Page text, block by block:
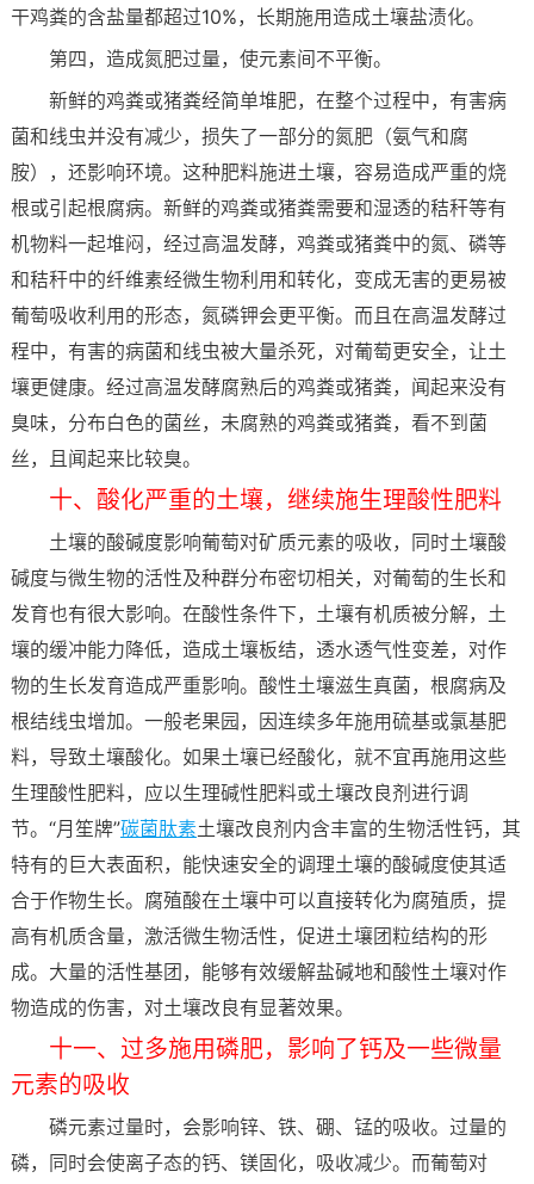
干鸡粪的含盐量都超过10%，长期施用造成土壤盐渍化。
第四，造成氮肥过量，使元素间不平衡。
新鲜的鸡粪或猪粪经简单堆肥，在整个过程中，有害病
菌和线虫并没有减少，损失了一部分的氮肥（氨气和腐
胺），还影响环境。这种肥料施进土壤，容易造成严重的烧
根或引起根腐病。新鲜的鸡粪或猪粪需要和湿透的秸秆等有
机物料一起堆闷，经过高温发酵，鸡粪或猪粪中的氮、磷等
和秸秆中的纤维素经微生物利用和转化，变成无害的更易被
葡萄吸收利用的形态，氮磷钾会更平衡。而且在高温发酵过
程中，有害的病菌和线虫被大量杀死，对葡萄更安全，让土
壤更健康。经过高温发酵腐熟后的鸡粪或猪粪，闻起来没有
臭味，分布白色的菌丝，未腐熟的鸡粪或猪粪，看不到菌
丝，且闻起来比较臭。
十、酸化严重的土壤，继续施生理酸性肥料
土壤的酸碱度影响葡萄对矿质元素的吸收，同时土壤酸
碱度与微生物的活性及种群分布密切相关，对葡萄的生长和
发育也有很大影响。在酸性条件下，土壤有机质被分解，土
壤的缓冲能力降低，造成土壤板结，透水透气性变差，对作
物的生长发育造成严重影响。酸性土壤滋生真菌，根腐病及
根结线虫增加。一般老果园，因连续多年施用硫基或氯基肥
料，导致土壤酸化。如果土壤已经酸化，就不宜再施用这些
生理酸性肥料，应以生理碱性肥料或土壤改良剂进行调
节。“月笙牌”碳菌肽素土壤改良剂内含丰富的生物活性钙，其
特有的巨大表面积，能快速安全的调理土壤的酸碱度使其适
合于作物生长。腐殖酸在土壤中可以直接转化为腐殖质，提
高有机质含量，激活微生物活性，促进土壤团粒结构的形
成。大量的活性基团，能够有效缓解盐碱地和酸性土壤对作
物造成的伤害，对土壤改良有显著效果。
十一、过多施用磷肥，影响了钙及一些微量
元素的吸收
磷元素过量时，会影响锌、铁、硼、锰的吸收。过量的
磷，同时会使离子态的钙、镁固化，吸收减少。而葡萄对